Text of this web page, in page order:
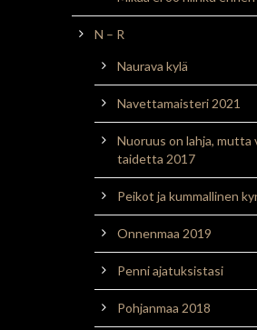
N – R
Naurava kylä
Navettamaisteri 2021
Nuoruus on lahja, mutta
taidetta 2017
Peikot ja kummallinen
Onnenmaa 2019
Penni ajatuksistasi
Pohjanmaa 2018